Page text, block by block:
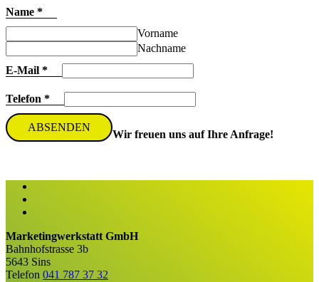
Name *
Vorname
Nachname
E-Mail *
Telefon *
ABSENDEN
Wir freuen uns auf Ihre Anfrage!
Marketingwerkstatt GmbH
Bahnhofstrasse 3b
5643 Sins
Telefon 041 787 37 32